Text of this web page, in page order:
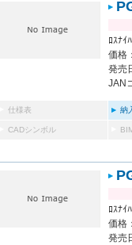
ﾛｽﾅｲ
価格
発売
JAN
仕様表 納
CADシンボル
ﾛｽﾅｲ
価格
発売